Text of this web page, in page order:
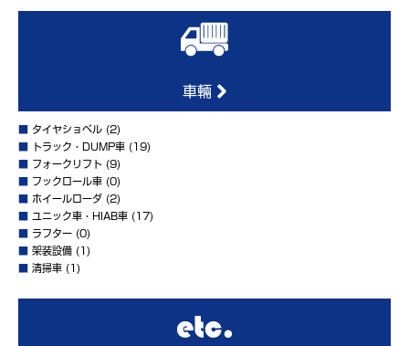
車輛
タイヤショベル (2)
トラック・DUMP車 (19)
フォークリフト (9)
フックロール車 (0)
ホイールローダ (2)
ユニック車・HIAB車 (17)
ラフター (0)
架装設備 (1)
清掃車 (1)